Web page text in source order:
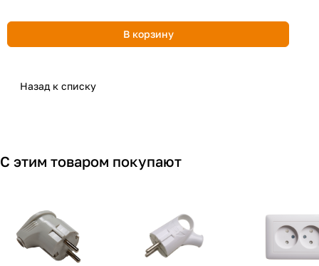
В корзину
Назад к списку
С этим товаром покупают